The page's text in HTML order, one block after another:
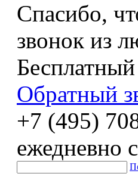
Спасибо,
звонок из
Бесплатный
Обратный
+7 (495)
ежедневно